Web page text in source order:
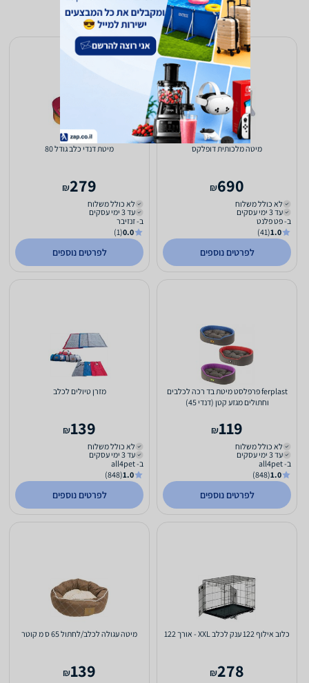
מיטה מלכותית דופלקס
690
₪
לא כולל משלוח
עד 3 ימי עסקים
ב- פט פלנט
1.0
(41)
לפרטים נוספים
מיטת דנדי כלב גודל 80
279
₪
לא כולל משלוח
עד 3 ימי עסקים
ב- זנזיבר
0.0
(1)
לפרטים נוספים
ferplast פרפלסט מיטת בד רכה לכלבים
וחתולים מגזע קטן (דנדי 45)
119
₪
לא כולל משלוח
עד 3 ימי עסקים
ב- all4pet
1.0
(848)
לפרטים נוספים
מזרן טיולים לכלב
139
₪
לא כולל משלוח
עד 3 ימי עסקים
ב- all4pet
1.0
(848)
לפרטים נוספים
כלוב אילוף 122 ענק לכלב XXL - אורך 122
278
₪
מיטה עגולה לכלב/לחתול 65 ס מ קוטר
139
₪